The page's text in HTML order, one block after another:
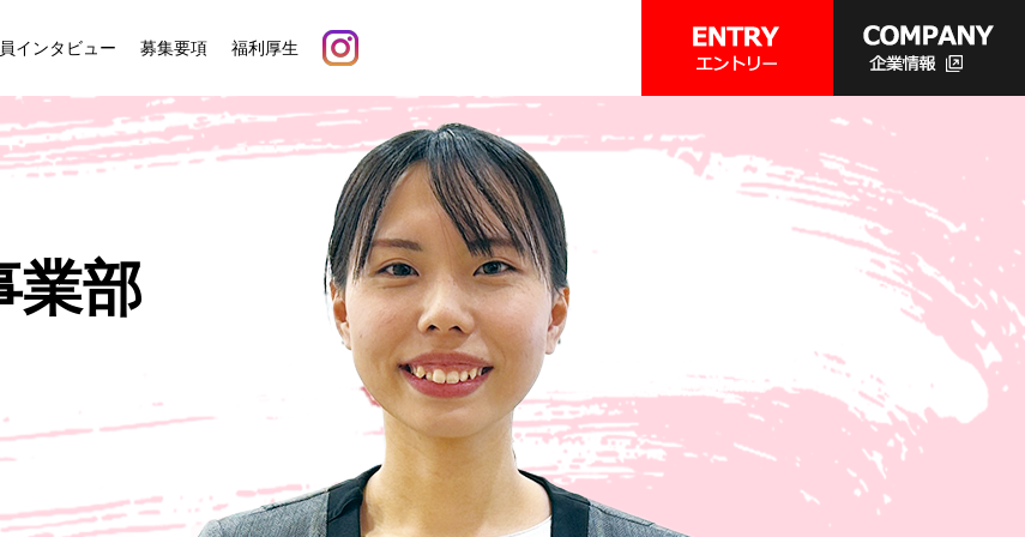
インタビュー 募集要項 福利厚生
業部